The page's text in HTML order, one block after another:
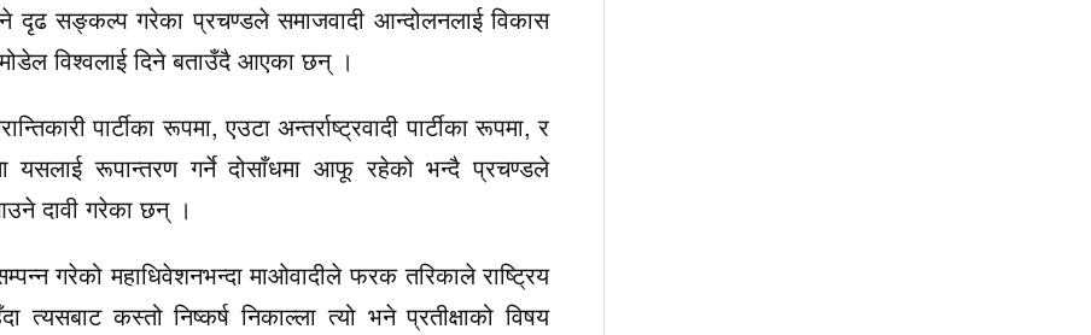
दृढ सङ्कल्प गरेका प्रचण्डले समाजवादी आन्दोलनलाई विकास
विश्वलाई दिने बताउँदै आएका छन् ।
पार्टीका रूपमा, एउटा अन्तर्राष्ट्रवादी पार्टीका रूपमा, र
यसलाई रूपान्तरण गर्ने दोसाँधमा आफू रहेको भन्दै प्रचण्डले
दावी गरेका छन् ।
गरेको महाधिवेशनभन्दा माओवादीले फरक तरिकाले राष्ट्रिय
त्यसबाट कस्तो निष्कर्ष निकाल्ला त्यो भने प्रतीक्षाको विषय